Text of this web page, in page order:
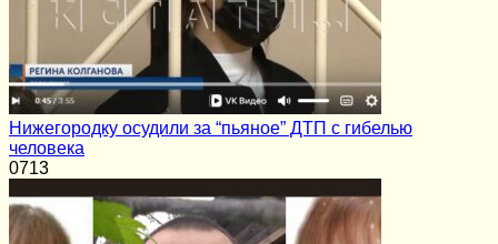
Нижегородку осудили за “пьяное” ДТП с гибелью
человека
0713